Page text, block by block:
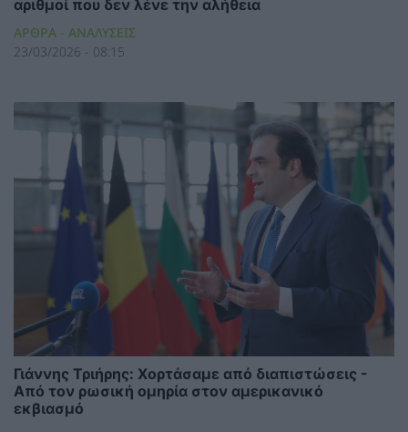
αριθμοί που δεν λένε την αλήθεια
ΑΡΘΡΑ - ΑΝΑΛΥΣΕΙΣ
23/03/2026 - 08:15
Γιάννης Τριήρης: Χορτάσαμε από διαπιστώσεις -
Από τον ρωσική ομηρία στον αμερικανικό
εκβιασμό